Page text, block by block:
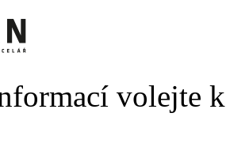
volejte